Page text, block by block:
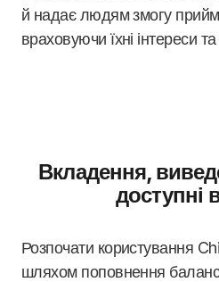
й надає людям змогу
враховуючи їхні інтереси
Вкладення,
доступні
Розпочати користування
шляхом поповнення